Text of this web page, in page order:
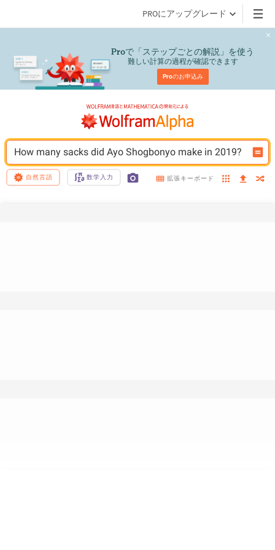
PROにアップグレード
Proで「ステップごとの解説」を使う
難しい計算の過程が確認できます
Proのお申込み
How many sacks did Ayo Shogbonyo make in 2019?
自然言語 数学入力 拡張キーボード